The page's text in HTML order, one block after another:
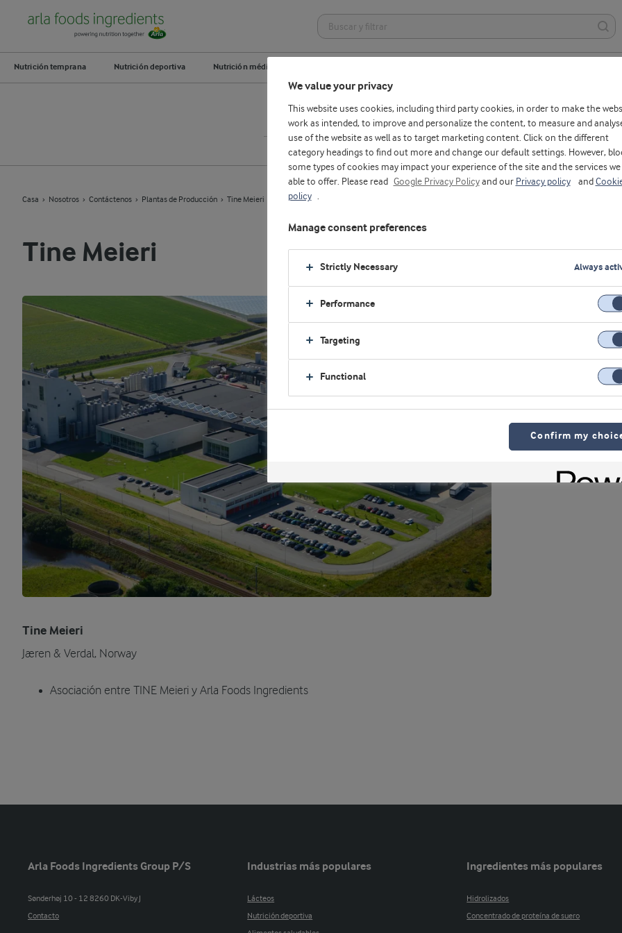
Nutrición temprana Nutrición deportiva Nutrición médica
Contáctenos desde aquí Plantas de Producción
Casa Nosotros Contáctenos Plantas de Producción Tine Meieri
Tine Meieri
Tine Meieri
Jæren & Verdal, Norway
Asociación entre TINE Meieri y Arla Foods Ingredients
Arla Foods Ingredients Group P/S
Sønderhøj 10 - 12 8260 DK-Viby J
Contacto
Industrias más populares
Lácteos
Nutrición deportiva
Ingredientes más populares
Hidrolizados
Concentrado de proteína de suero
We value your privacy
This website uses cookies, including third party cookies, in order to make the
work as intended, to improve and personalize the content, to measure and
use of the website as well as to target marketing content. Click on the different
category headings to find out more and change our default settings. However,
some types of cookies may impact your experience of the site and the services we
able to offer. Please read
Google Privacy Policyand our Privacy policy and
policy
.
Manage consent preferences
Strictly Necessary Always
Performance
Targeting
Functional
Confirm my